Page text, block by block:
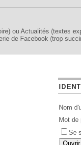
ou Actualités (textes
de Facebook (trop
Nom
Mot de
Se